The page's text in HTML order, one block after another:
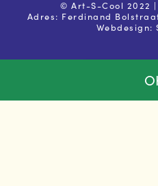
Powered by
privacy
© Art-S-Cool 2022 |
Adres: Ferdinand
Webdesign: